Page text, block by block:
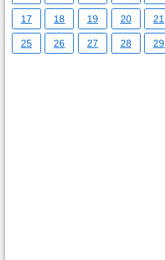
17 18 19 20 21
25 26 27 28 29